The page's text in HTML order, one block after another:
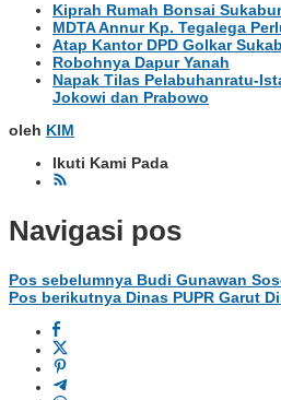
Kiprah Rumah Bonsai
MDTA Annur Kp. Tegalega
Atap Kantor DPD Golkar
Robohnya Dapur Yanah
Napak Tilas Pelabuhanratu-
Jokowi dan Prabowo
oleh KIM
Ikuti Kami Pada
Navigasi pos
Pos sebelumnya Budi Gunawan
Pos berikutnya Dinas PUPR Garut